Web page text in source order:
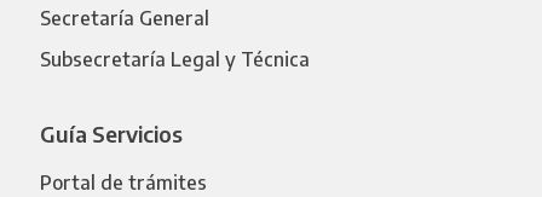
Secretaría General
Subsecretaría Legal y Técnica
Guía Servicios
Portal de trámites